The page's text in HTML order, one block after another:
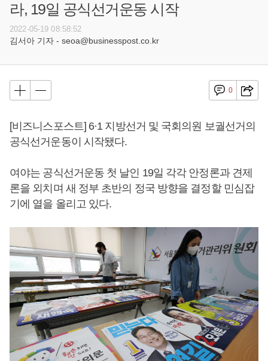
라, 19일 공식선거운동 시작
2022-05-19 08:58:52
김서아 기자 - seoa@businesspost.co.kr
0
[비즈니스포스트] 6·1 지방선거 및 국회의원 보궐선거의
공식선거운동이 시작됐다.
여야는 공식선거운동 첫 날인 19일 각각 안정론과 견제
론을 외치며 새 정부 초반의 정국 방향을 결정할 민심잡
기에 열을 올리고 있다.